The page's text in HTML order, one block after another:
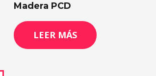
Madera PCD
LEER MÁS